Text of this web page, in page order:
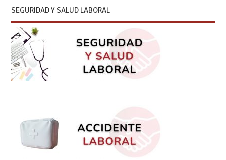
SEGURIDAD Y SALUD LABORAL